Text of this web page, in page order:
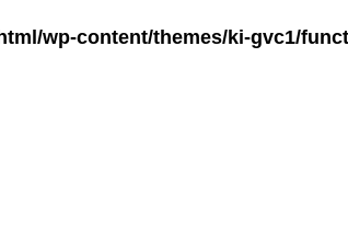
wp-content/themes/ki-gvc1/